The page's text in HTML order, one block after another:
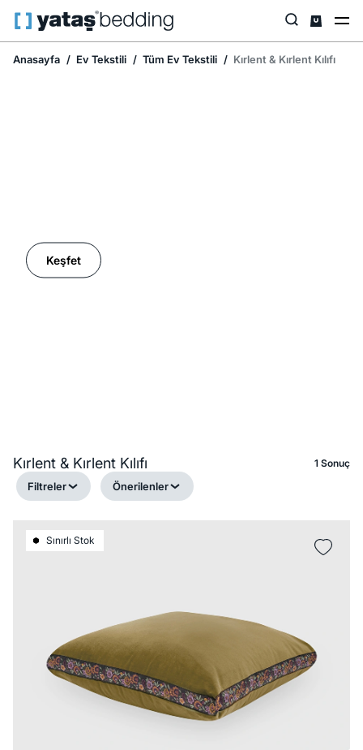
Anasayfa Ev Tekstili Tüm Ev Tekstili Kırlent & Kırlent Kılıfı
Keşfet
Kırlent & Kırlent Kılıfı 1 Sonuç
Filtreler Önerilenler
Sınırlı Stok